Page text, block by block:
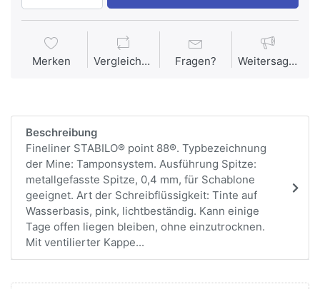
Merken Vergleichen Fragen? Weitersagen
Beschreibung
Fineliner STABILO® point 88®. Typbezeichnung
der Mine: Tamponsystem. Ausführung Spitze:
metallgefasste Spitze, 0,4 mm, für Schablone
geeignet. Art der Schreibflüssigkeit: Tinte auf
Wasserbasis, pink, lichtbeständig. Kann einige
Tage offen liegen bleiben, ohne einzutrocknen.
Mit ventilierter Kappe...